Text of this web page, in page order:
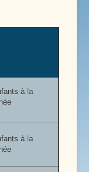
à la
à la